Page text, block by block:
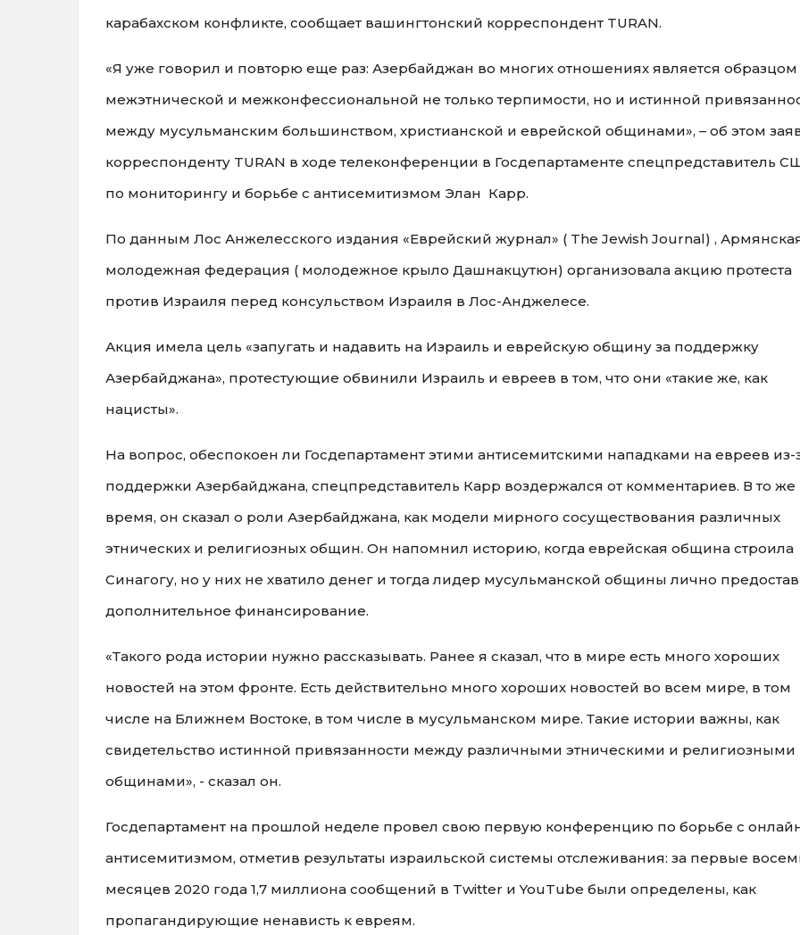
карабахском конфликте, сообщает вашингтонский корреспондент TURAN.
«Я уже говорил и повторю еще раз: Азербайджан во многих отношениях является образцом
межэтнической и межконфессиональной не только терпимости, но и истинной
между мусульманским большинством, христианской и еврейской общинами», – об этом
корреспонденту TURAN в ходе телеконференции в Госдепартаменте спецпредставитель
по мониторингу и борьбе с антисемитизмом Элан Карр.
По данным Лос Анжелесского издания «Еврейский журнал» ( The Jewish Journal) ,
молодежная федерация ( молодежное крыло Дашнакцутюн) организовала акцию протеста
против Израиля перед консульством Израиля в Лос-Анджелесе.
Акция имела цель «запугать и надавить на Израиль и еврейскую общину за поддержку
Азербайджана», протестующие обвинили Израиль и евреев в том, что они «такие же, как
нацисты».
На вопрос, обеспокоен ли Госдепартамент этими антисемитскими нападками на евреев из-
поддержки Азербайджана, спецпредставитель Карр воздержался от комментариев. В то же
время, он сказал о роли Азербайджана, как модели мирного сосуществования различных
этнических и религиозных общин. Он напомнил историю, когда еврейская община строила
Синагогу, но у них не хватило денег и тогда лидер мусульманской общины лично
дополнительное финансирование.
«Такого рода истории нужно рассказывать. Ранее я сказал, что в мире есть много хороших
новостей на этом фронте. Есть действительно много хороших новостей во всем мире, в том
числе на Ближнем Востоке, в том числе в мусульманском мире. Такие истории важны, как
свидетельство истинной привязанности между различными этническими и религиозными
общинами», - сказал он.
Госдепартамент на прошлой неделе провел свою первую конференцию по борьбе с
антисемитизмом, отметив результаты израильской системы отслеживания: за первые
месяцев 2020 года 1,7 миллиона сообщений в Twitter и YouTube были определены, как
пропагандирующие ненависть к евреям.